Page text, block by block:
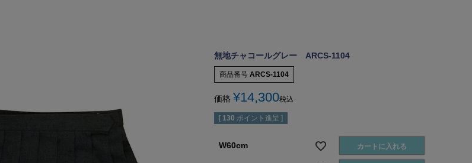
無地チャコールグレー ARCS-1104
商品番号 ARCS-1104
価格 ¥14,300税込
[ 130 ポイント進呈 ]
W60cm カートに入れる